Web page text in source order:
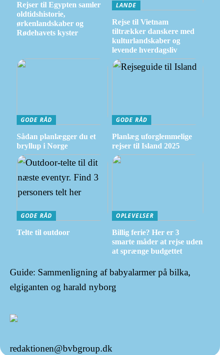
Rejser til Egypten samler
oldtidshistorie,
ørkenlandskaber og
Rødehavets kyster
LANDE
Rejse til Vietnam
tiltrækker danskere med
kulturlandskaber og
levende hverdagsliv
GODE RÅD
Sådan planlægger du et
bryllup i Norge
GODE RÅD
Planlæg uforglemmelige
rejser til Island 2025
GODE RÅD
Telte til outdoor
OPLEVELSER
Billig ferie? Her er 3
smarte måder at rejse uden
at sprænge budgettet
Guide: Sammenligning af babyalarmer på bilka,
elgiganten og harald nyborg
redaktionen@bvbgroup.dk